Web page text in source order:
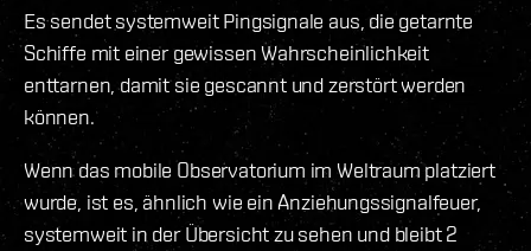
Es sendet systemweit Pingsignale aus, die getarnte
Schiffe mit einer gewissen Wahrscheinlichkeit
enttarnen, damit sie gescannt und zerstört werden
können.
Wenn das mobile Observatorium im Weltraum platziert
wurde, ist es, ähnlich wie ein Anziehungssignalfeuer,
systemweit in der Übersicht zu sehen und bleibt 2